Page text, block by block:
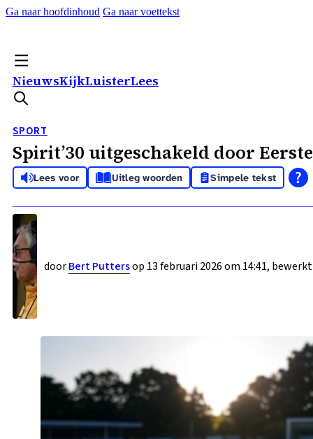
Ga naar hoofdinhoud Ga naar voettekst
NieuwsKijkLuisterLees
SPORT
Spirit’30 uitgeschakeld door
Lees voor Uitleg woorden Simpele tekst
doorBert Puttersop 13 februari 2026 om 14:41,